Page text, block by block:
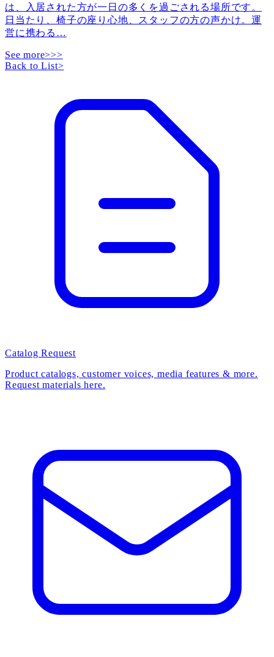
は、入居された方が一日の多くを過ごされる場所です。
日当たり、椅子の座り心地、スタッフの方の声かけ。運
営に携わる …
See more>>>
Back to List>
Catalog Request
Product catalogs, customer voices, media features & more.
Request materials here.